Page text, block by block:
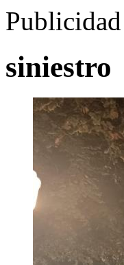
Publicidad
siniestro